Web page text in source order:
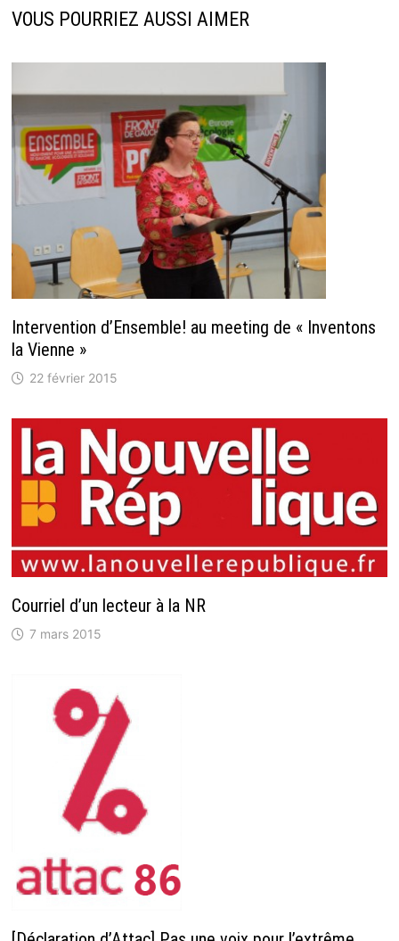
VOUS POURRIEZ AUSSI AIMER
Intervention d’Ensemble! au meeting de « Inventons
la Vienne »
22 février 2015
Courriel d’un lecteur à la NR
7 mars 2015